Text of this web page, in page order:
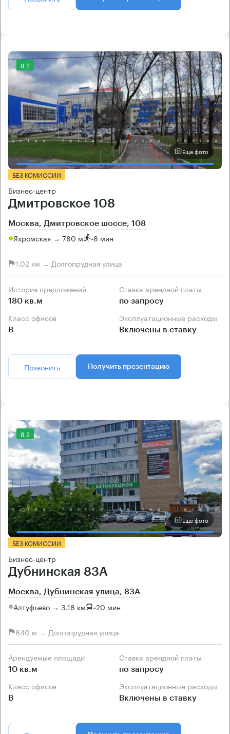
8.2
Еще фото
БЕЗ КОМИССИИ
Бизнес-центр
Дмитровское 108
Москва, Дмитровское шоссе, 108
Яхромская → 780 м ~8 мин
1.02 км → Долгопрудная улица
История предложений
180 кв.м
Ставка арендной платы
по запросу
Класс офисов
B
Эксплуатационные расходы
Включены в ставку
Позвонить Получить презентацию
8.2
Еще фото
БЕЗ КОМИССИИ
Бизнес-центр
Дубнинская 83А
Москва, Дубнинская улица, 83А
Алтуфьево → 3.18 км ~20 мин
840 м → Долгопрудная улица
Арендуемые площади
10 кв.м
Ставка арендной платы
по запросу
Класс офисов
B
Эксплуатационные расходы
Включены в ставку